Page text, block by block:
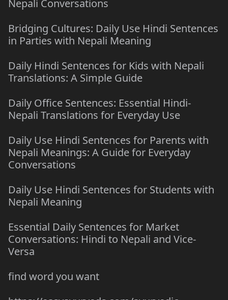
Nepali Conversations
Bridging Cultures: Daily Use Hindi Sentences
in Parties with Nepali Meaning
Daily Hindi Sentences for Kids with Nepali
Translations: A Simple Guide
Daily Office Sentences: Essential Hindi-
Nepali Translations for Everyday Use
Daily Use Hindi Sentences for Parents with
Nepali Meanings: A Guide for Everyday
Conversations
Daily Use Hindi Sentences for Students with
Nepali Meaning
Essential Daily Sentences for Market
Conversations: Hindi to Nepali and Vice-
Versa
find word you want